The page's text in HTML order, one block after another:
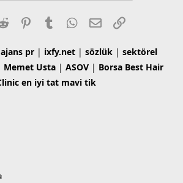
Reddit PinterestTumblrWhatsApp
E-postaLink
ajans pr| ixfy.net| sözlük| sektörel
Memet Usta| ASOV| Borsa Best Hair
en iyi tat mavi tik